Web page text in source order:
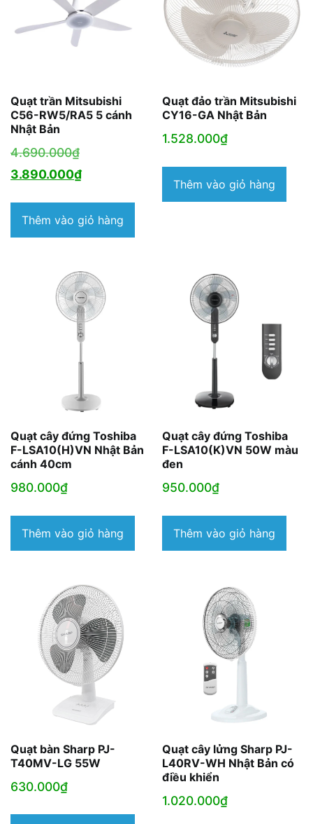
Quạt trần Mitsubishi
C56-RW5/RA5 5 cánh
Nhật Bản
4.690.000₫Giá
gốc
4.690.000₫.
3.890.000₫Giá
tại
là:
Thêm vào giỏ hàng
Quạt đảo trần Mitsubishi
CY16-GA Nhật Bản
1.528.000₫
Thêm vào giỏ hàng
Quạt cây đứng Toshiba
F-LSA10(H)VN Nhật Bản
cánh 40cm
980.000₫
Thêm vào giỏ hàng
Quạt cây đứng Toshiba
F-LSA10(K)VN 50W màu
đen
950.000₫
Thêm vào giỏ hàng
Quạt bàn Sharp PJ-
T40MV-LG 55W
630.000₫
Quạt cây lửng Sharp PJ-
L40RV-WH Nhật Bản có
điều khiển
1.020.000₫